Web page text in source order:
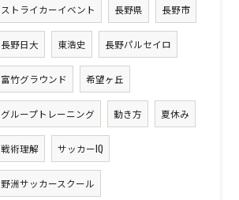
ストライカーイベント 長野県 長野市
長野日大 東浩史 長野パルセイロ
富竹グラウンド 希望ヶ丘
グループトレーニング 動き方 夏休み
戦術理解 サッカーIQ
野洲サッカースクール